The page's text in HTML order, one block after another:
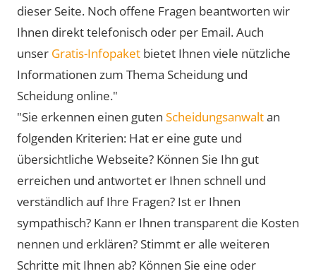
dieser Seite. Noch offene Fragen beantworten wir
Ihnen direkt telefonisch oder per Email. Auch
unser Gratis-Infopaket bietet Ihnen viele nützliche
Informationen zum Thema Scheidung und
Scheidung online."
"Sie erkennen einen guten Scheidungsanwaltan
folgenden Kriterien: Hat er eine gute und
übersichtliche Webseite? Können Sie Ihn gut
erreichen und antwortet er Ihnen schnell und
verständlich auf Ihre Fragen? Ist er Ihnen
sympathisch? Kann er Ihnen transparent die Kosten
nennen und erklären? Stimmt er alle weiteren
Schritte mit Ihnen ab? Können Sie eine oder